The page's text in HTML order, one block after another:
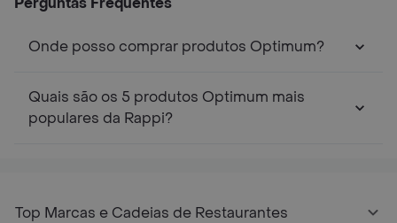
Onde posso comprar produtos Optimum?
Quais são os 5 produtos Optimum mais
populares da Rappi?
Top Marcas e Cadeias de Restaurantes